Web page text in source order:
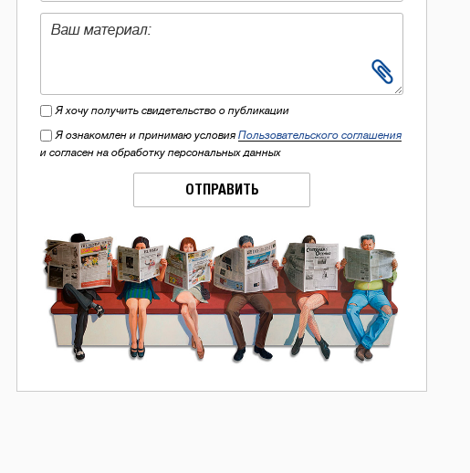
Я хочу получить свидетельство о публикации
Я ознакомлен и принимаю условия Пользовательского соглашения
и согласен на обработку персональных данных
ОТПРАВИТЬ